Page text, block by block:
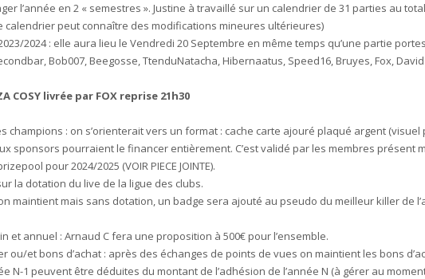
l’année en 2 « semestres ». Justine à travaillé sur un calendrier de 31 parties au
(ce calendrier peut connaître des modifications mineures ultérieures)
2024 : elle aura lieu le Vendredi 20 Septembre en même temps qu’une partie
Bob007, Beegosse, TtenduNatacha, Hibernaatus, Speed16, Bruyes, Fox, David
COSY livrée par FOX reprise 21h30
champions : on s’orienterait vers un format : cache carte ajouré plaqué argent
sponsors pourraient le financer entièrement. C’est validé par les membres présent
pour 2024/2025 (VOIR PIECE JOINTE).
la dotation du live de la ligue des clubs.
maintient mais sans dotation, un badge sera ajouté au pseudo du meilleur killer de
et annuel : Arnaud C fera une proposition à 500€ pour l’ensemble.
ou/et bons d’achat : après des échanges de points de vues on maintient les bons
N-1 peuvent être déduites du montant de l’adhésion de l’année N (à gérer au